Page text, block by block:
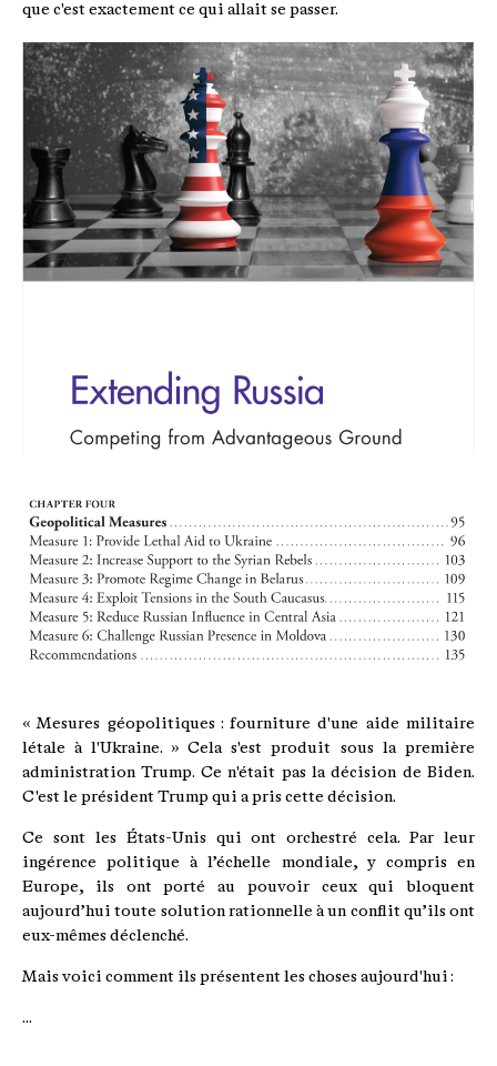
que c'est exactement ce qui allait se passer.
« Mesures géopolitiques : fourniture d'une aide militaire
létale à l'Ukraine. » Cela s'est produit sous la première
administration Trump. Ce n'était pas la décision de Biden.
C'est le président Trump qui a pris cette décision.
Ce sont les États-Unis qui ont orchestré cela. Par leur
ingérence politique à l’échelle mondiale, y compris en
Europe, ils ont porté au pouvoir ceux qui bloquent
aujourd’hui toute solution rationnelle à un conflit qu’ils ont
eux-mêmes déclenché.
Mais voici comment ils présentent les choses aujourd'hui :
...